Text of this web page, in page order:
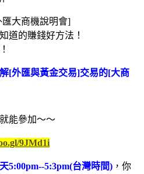
大商機說明會]
道的賺錢好方法！
[外匯與黃金交易]交易的[大商
能參加～～
9JMd1i
5:00pm--5:3pm(台灣時間) ，你